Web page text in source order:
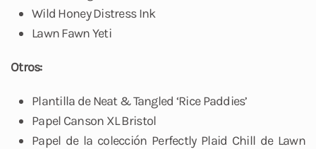
Wild Honey Distress Ink
Lawn Fawn Yeti
Otros:
Plantilla de Neat & Tangled ‘Rice Paddies’
Papel Canson XL Bristol
Papel de la colección Perfectly Plaid Chill de Lawn